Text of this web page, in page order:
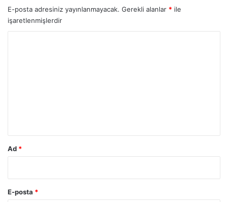
E-posta adresiniz yayınlanmayacak. Gerekli alanlar * ile
işaretlenmişlerdir
Ad *
E-posta *